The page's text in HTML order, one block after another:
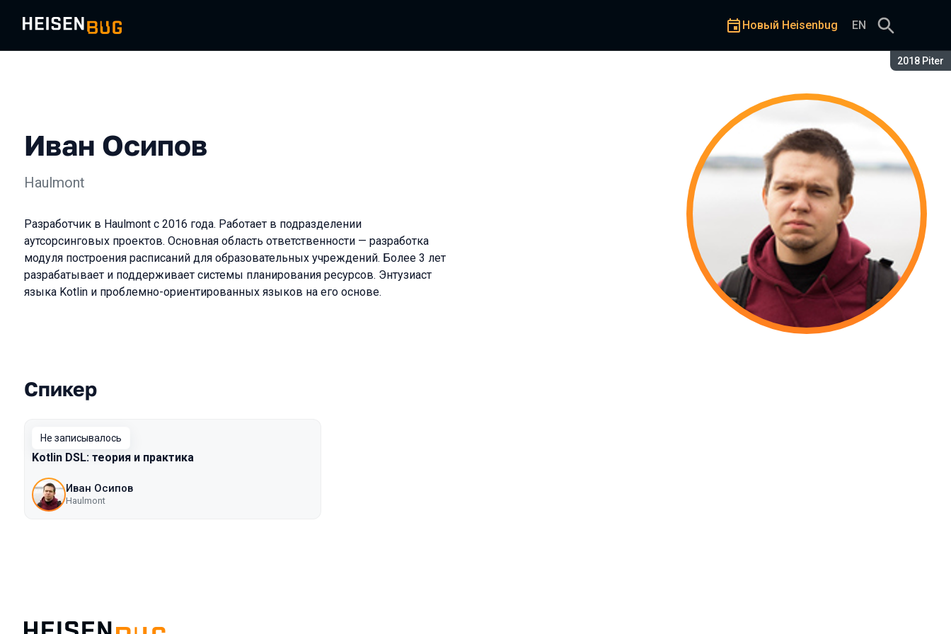
Сезон:
2018 Piter
Новый Heisenbug EN
Иван Осипов
Haulmont
Разработчик в Haulmont с 2016 года. Работает в подразделении
аутсорсинговых проектов. Основная область ответственности — разработка
модуля построения расписаний для образовательных учреждений. Более 3 лет
разрабатывает и поддерживает системы планирования ресурсов. Энтузиаст
языка Kotlin и проблемно-ориентированных языков на его основе.
Выступления в сезоне 2018 Piter
Спикер
Не записывалось
Kotlin DSL: теория и практика
Иван Осипов
Haulmont